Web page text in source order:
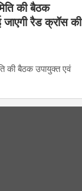
की बैठक
रैड क्रॉस की
की बैठक उपायुक्त एवं